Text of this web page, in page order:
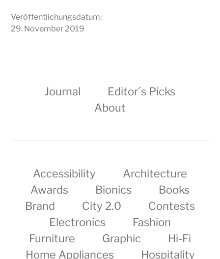
Veröffentlichungsdatum:
29. November 2019
Journal
Editor´s Picks
About
Accessibility
Architecture
Awards
Bionics
Books
Brand
City 2.0
Contests
Electronics
Fashion
Furniture
Graphic
Hi-Fi
Home Appliances
Hospitality